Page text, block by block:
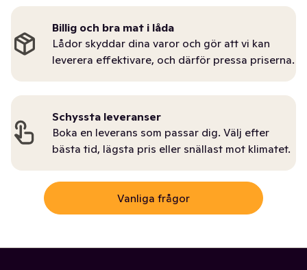
Billig och bra mat i låda
Lådor skyddar dina varor och gör att vi kan
leverera effektivare, och därför pressa priserna.
Schyssta leveranser
Boka en leverans som passar dig. Välj efter
bästa tid, lägsta pris eller snällast mot klimatet.
Vanliga frågor